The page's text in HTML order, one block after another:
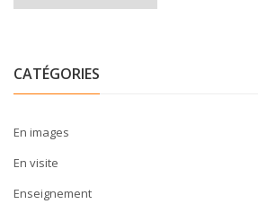
CATÉGORIES
En images
En visite
Enseignement